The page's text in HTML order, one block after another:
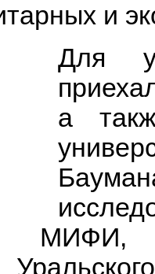
и
Для
а
МИФИ,